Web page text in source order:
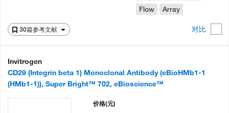
30篇参考文献 对比
Flow
Array
Invitrogen
CD29 (Integrin beta 1) Monoclonal Antibody (eBioHMb1-1
(HMb1-1)), Super Bright™ 702, eBioscience™
价格(元)